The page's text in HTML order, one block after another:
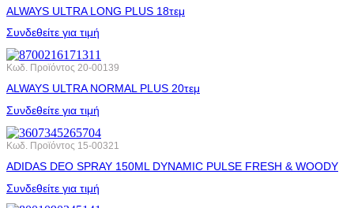
ALWAYS ULTRA LONG PLUS 18τεμ
Συνδεθείτε για τιμή
Κωδ. Προϊόντος 20-00139
ALWAYS ULTRA NORMAL PLUS 20τεμ
Συνδεθείτε για τιμή
Κωδ. Προϊόντος 15-00321
ADIDAS DEO SPRAY 150ML DYNAMIC PULSE FRESH & WOODY
Συνδεθείτε για τιμή